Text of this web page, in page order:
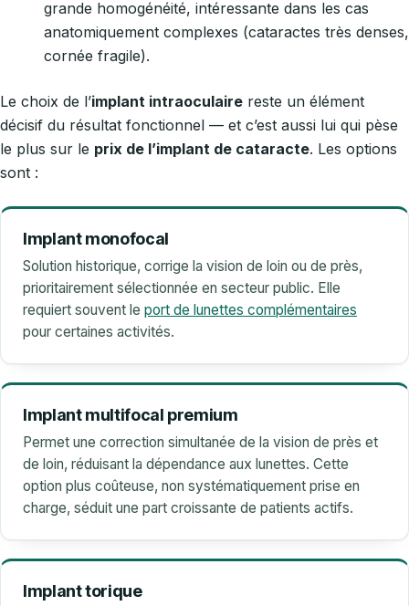
grande homogénéité, intéressante dans les cas
anatomiquement complexes (cataractes très denses,
cornée fragile).
Le choix de l’implant intraoculaire reste un élément
décisif du résultat fonctionnel — et c’est aussi lui qui pèse
le plus sur le prix de l’implant de cataracte. Les options
sont :
Implant monofocal
Solution historique, corrige la vision de loin ou de près,
prioritairement sélectionnée en secteur public. Elle
requiert souvent le port de lunettes complémentaires
pour certaines activités.
Implant multifocal premium
Permet une correction simultanée de la vision de près et
de loin, réduisant la dépendance aux lunettes. Cette
option plus coûteuse, non systématiquement prise en
charge, séduit une part croissante de patients actifs.
Implant torique